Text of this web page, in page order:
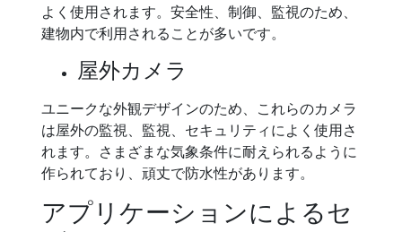
よく使用されます。安全性、制御、監視のため、
建物内で利用されることが多いです。
屋外カメラ
ユニークな外観デザインのため、これらのカメラ
は屋外の監視、監視、セキュリティによく使用さ
れます。さまざまな気象条件に耐えられるように
作られており、頑丈で防水性があります。
アプリケーションによるセ